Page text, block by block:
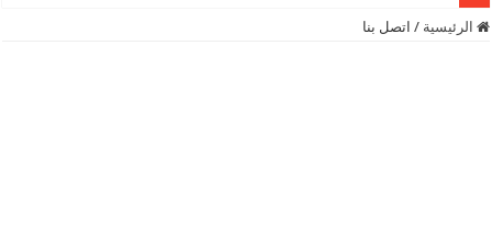
الرئيسية / اتصل بنا